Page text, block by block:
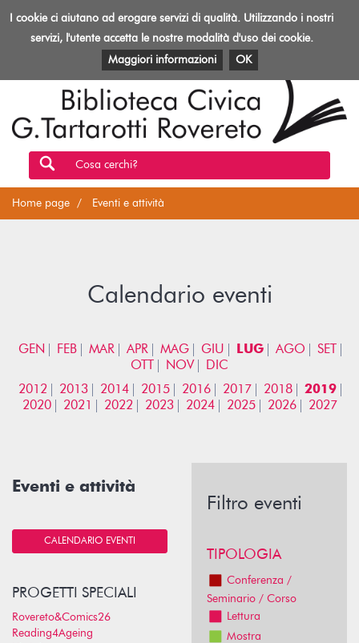
Toggle
Biblioteca
Rovereto
EVENTI E ATTIVITÀ PATRIMONIO E RISORSE
Cosa cerchi?
Home page Eventi e attività
Calendario eventi
GEN FEB MAR APR MAG GIU LUG AGO
SET
OTT
NOV
DIC
2012
2013 2014 2015 2016 2017 2018
2019
2020
2021 2022 2023 2024 2025 2026 2027
Eventi e attività
CALENDARIO EVENTI
PROGETTI SPECIALI
Rovereto&Comics26
Reading4Ageing
Filtro eventi
TIPOLOGIA
Conferenza /
Seminario / Corso
Lettura
Mostra
I cookie ci aiutano ad erogare servizi di qualità. Utilizzando i nostri
servizi, l'utente accetta le nostre modalità d'uso dei cookie.
Maggiori informazioni
OK